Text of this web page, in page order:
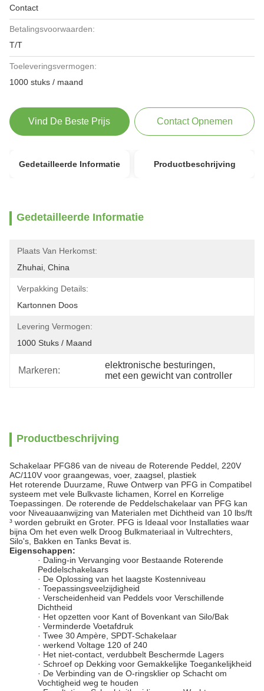
Contact
Betalingsvoorwaarden:
T/T
Toeleveringsvermogen:
1000 stuks / maand
Vind De Beste Prijs Contact Opnemen
Gedetailleerde Informatie Productbeschrijving
Gedetailleerde Informatie
Plaats Van Herkomst:
Zhuhai, China
Verpakking Details:
Kartonnen Doos
Levering Vermogen:
1000 Stuks / Maand
Markeren:
elektronische besturingen,
met een gewicht van controller
Productbeschrijving
Schakelaar PFG86 van de niveau de Roterende Peddel, 220V
AC/110V voor graangewas, voer, zaagsel, plastiek
Het roterende Duurzame, Ruwe Ontwerp van PFG in Compatibel
systeem met vele Bulkvaste lichamen, Korrel en Korrelige
Toepassingen. De roterende de Peddelschakelaar van PFG kan
voor Niveauaanwijzing van Materialen met Dichtheid van 10 lbs/ft
³ worden gebruikt en Groter. PFG is Ideaal voor Installaties waar
bijna Om het even welk Droog Bulkmateriaal in Vultrechters,
Silo's, Bakken en Tanks Bevat is.
Eigenschappen:
· Daling-in Vervanging voor Bestaande Roterende
Peddelschakelaars
· De Oplossing van het laagste Kostenniveau
· Toepassingsveelzijdigheid
· Verscheidenheid van Peddels voor Verschillende
Dichtheid
· Het opzetten voor Kant of Bovenkant van Silo/Bak
· Verminderde Voetafdruk
· Twee 30 Ampère, SPDT-Schakelaar
· werkend Voltage 120 of 240
· Het niet-contact, verdubbelt Beschermde Lagers
· Schroef op Dekking voor Gemakkelijke Toegankelijkheid
· De Verbinding van de O-ringsklier op Schacht om
Vochtigheid weg te houden